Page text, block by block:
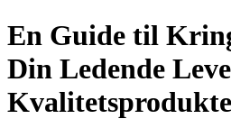
En Guide til
Din Ledende